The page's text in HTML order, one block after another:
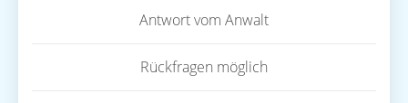
Antwort vom Anwalt
Rückfragen möglich